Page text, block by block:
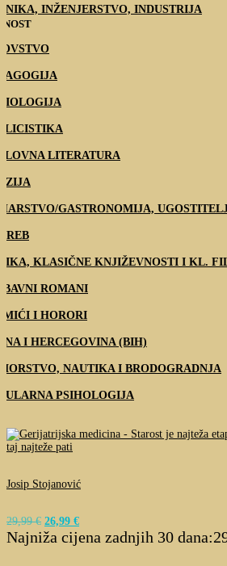
INŽENJERSTVO, INDUSTRIJA
LITERATURA
GASTRONOMIJA,
KLASIČNE KNJIŽEVNOSTI I KL.
ROMANI
I HORORI
I HERCEGOVINA (BIH)
NAUTIKA I BRODOGRADNJA
PSIHOLOGIJA
Josip Stojanović
29,99€ Izvorna
cijena
26,99 €
cijena
Najniža cijena zadnjih 30 dana: